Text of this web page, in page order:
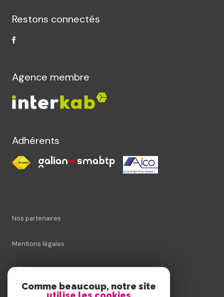
Restons connectés
Agence membre
Adhérents
Nos partenaires
Mentions légales
Admin
Nos honoraires
Comme beaucoup, notre site